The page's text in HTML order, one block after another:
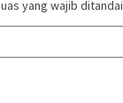
yang wajib ditandai